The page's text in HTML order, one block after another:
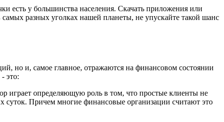
есть у большинства населения. Скачать приложения или
разных уголках нашей планеты, не упускайте такой шанс
но и, самое главное, отражаются на финансовом состоянии
это:
играет определяющую роль в том, что простые клиенты не
суток. Причем многие финансовые организации считают это